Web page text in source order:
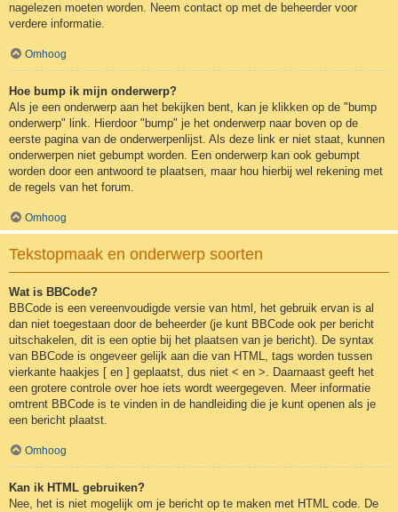
nagelezen moeten worden. Neem contact op met de beheerder voor
verdere informatie.
Omhoog
Hoe bump ik mijn onderwerp?
Als je een onderwerp aan het bekijken bent, kan je klikken op de "bump
onderwerp" link. Hierdoor "bump" je het onderwerp naar boven op de
eerste pagina van de onderwerpenlijst. Als deze link er niet staat, kunnen
onderwerpen niet gebumpt worden. Een onderwerp kan ook gebumpt
worden door een antwoord te plaatsen, maar hou hierbij wel rekening met
de regels van het forum.
Omhoog
Tekstopmaak en onderwerp soorten
Wat is BBCode?
BBCode is een vereenvoudigde versie van html, het gebruik ervan is al
dan niet toegestaan door de beheerder (je kunt BBCode ook per bericht
uitschakelen, dit is een optie bij het plaatsen van je bericht). De syntax
van BBCode is ongeveer gelijk aan die van HTML, tags worden tussen
vierkante haakjes [ en ] geplaatst, dus niet < en >. Daarnaast geeft het
een grotere controle over hoe iets wordt weergegeven. Meer informatie
omtrent BBCode is te vinden in de handleiding die je kunt openen als je
een bericht plaatst.
Omhoog
Kan ik HTML gebruiken?
Nee, het is niet mogelijk om je bericht op te maken met HTML code. De